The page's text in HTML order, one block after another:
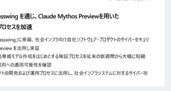
活用e-Learningサービス